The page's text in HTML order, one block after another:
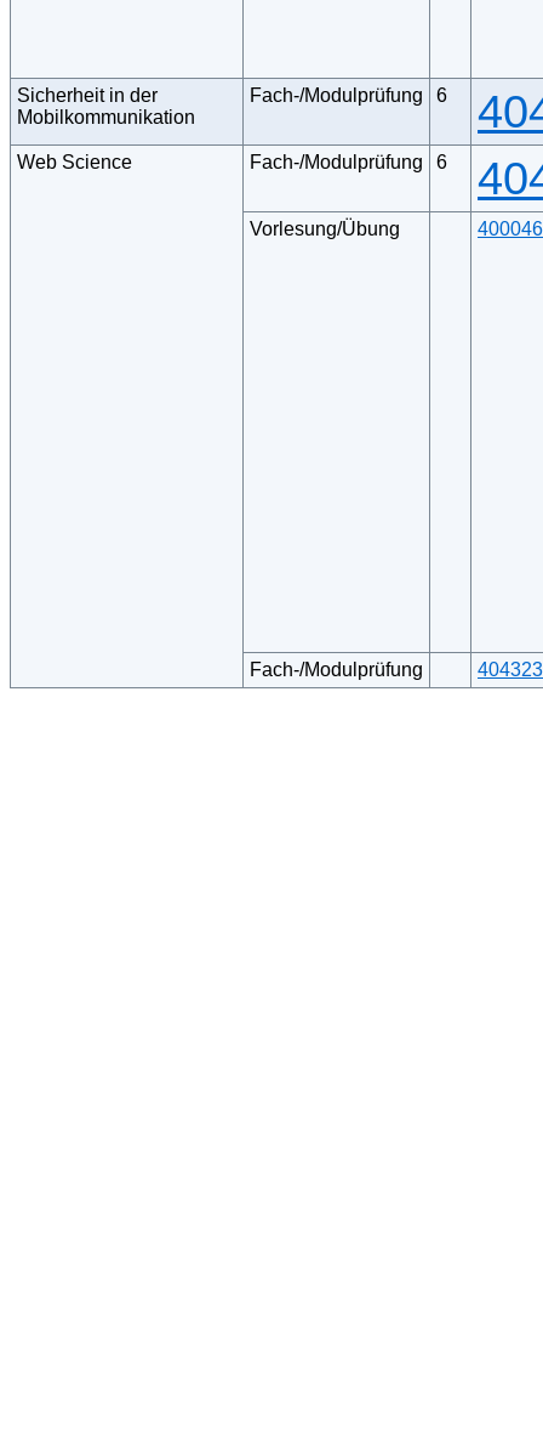
Sicherheit in der
Mobilkommunikation
Fach-/Modulprüfung 6
Web Science Fach-/Modulprüfung 6
Vorlesung/Übung 400046
Fach-/Modulprüfung 404323